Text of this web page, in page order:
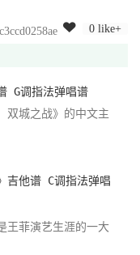
0 like+
G调指法弹唱谱
双城之战》的中文主
吉他谱 C调指法弹唱
王菲演艺生涯的一大